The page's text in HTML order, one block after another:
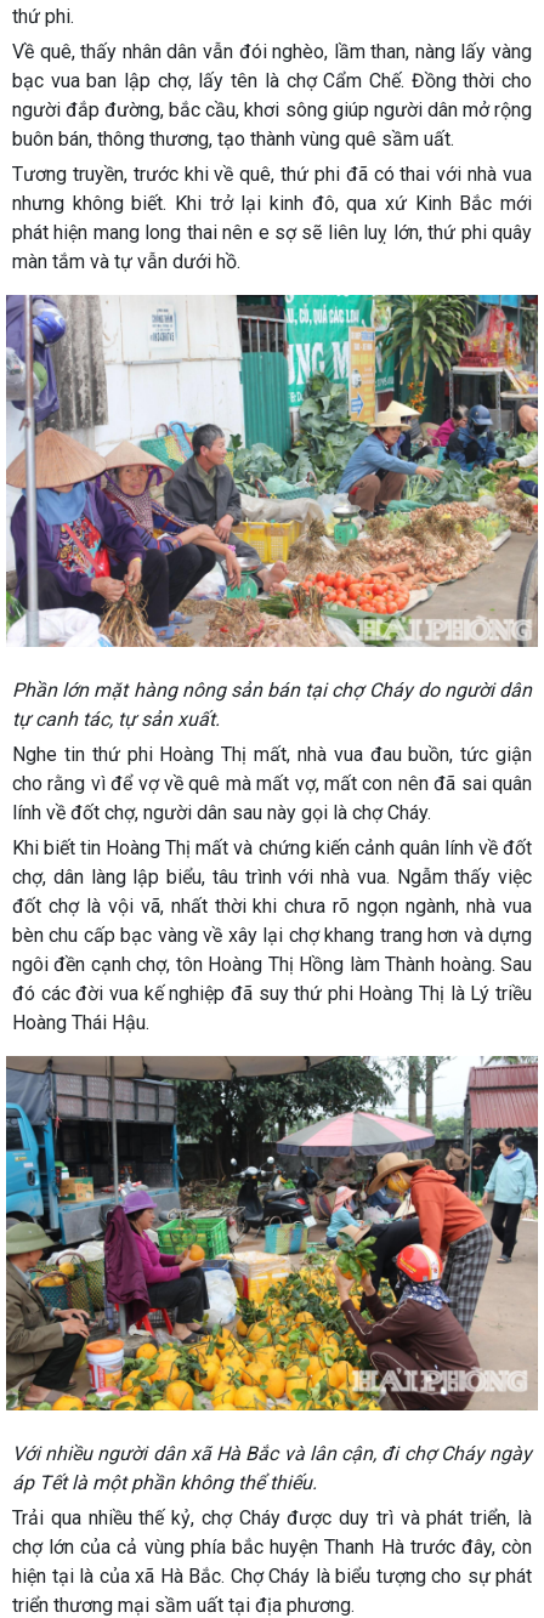
thứ phi.
Về quê, thấy nhân dân vẫn đói nghèo, lầm than, nàng lấy vàng
bạc vua ban lập chợ, lấy tên là chợ Cẩm Chế. Đồng thời cho
người đắp đường, bắc cầu, khơi sông giúp người dân mở rộng
buôn bán, thông thương, tạo thành vùng quê sầm uất.
Tương truyền, trước khi về quê, thứ phi đã có thai với nhà vua
nhưng không biết. Khi trở lại kinh đô, qua xứ Kinh Bắc mới
phát hiện mang long thai nên e sợ sẽ liên luỵ lớn, thứ phi quây
màn tắm và tự vẫn dưới hồ.
Phần lớn mặt hàng nông sản bán tại chợ Cháy do người dân
tự canh tác, tự sản xuất.
Nghe tin thứ phi Hoàng Thị mất, nhà vua đau buồn, tức giận
cho rằng vì để vợ về quê mà mất vợ, mất con nên đã sai quân
lính về đốt chợ, người dân sau này gọi là chợ Cháy.
Khi biết tin Hoàng Thị mất và chứng kiến cảnh quân lính về đốt
chợ, dân làng lập biểu, tâu trình với nhà vua. Ngẫm thấy việc
đốt chợ là vội vã, nhất thời khi chưa rõ ngọn ngành, nhà vua
bèn chu cấp bạc vàng về xây lại chợ khang trang hơn và dựng
ngôi đền cạnh chợ, tôn Hoàng Thị Hồng làm Thành hoàng. Sau
đó các đời vua kế nghiệp đã suy thứ phi Hoàng Thị là Lý triều
Hoàng Thái Hậu.
Với nhiều người dân xã Hà Bắc và lân cận, đi chợ Cháy ngày
áp Tết là một phần không thể thiếu.
Trải qua nhiều thế kỷ, chợ Cháy được duy trì và phát triển, là
chợ lớn của cả vùng phía bắc huyện Thanh Hà trước đây, còn
hiện tại là của xã Hà Bắc. Chợ Cháy là biểu tượng cho sự phát
triển thương mại sầm uất tại địa phương.